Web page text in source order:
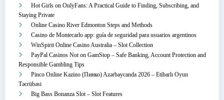
Hot Girls on OnlyFans: A Practical Guide to Finding, Subscribing, and
Staying Private
Online Casino River Edmonton Steps and Methods
Casino de Montecarlo app: guía de seguridad para usuarios argentinos
WinSpirit Online Casino Australia – Slot Collection
PayPal Casinos Not on GamStop – Safe Banking, Account Protection and
Responsible Gambling Tips
Pinco Online Kazino (Пинко) Azərbaycanda 2026 – Etibarlı Oyun
Təcrübəsi
Big Bass Bonanza Slot – Slot Features